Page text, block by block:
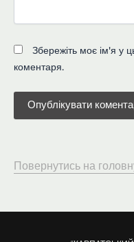
Збережіть моє ім'я у
коментаря.
Повернутись на